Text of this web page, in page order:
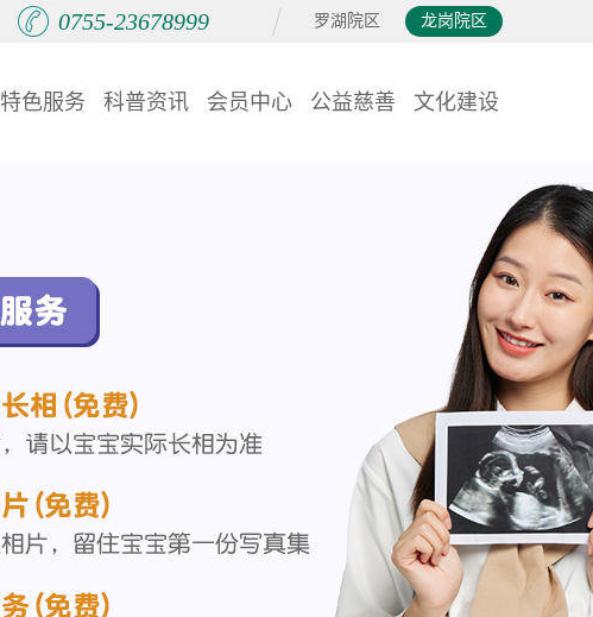
罗湖院区 龙岗院区
0755-23678999
特色服务 科普资讯 会员中心 公益慈善 文化建设